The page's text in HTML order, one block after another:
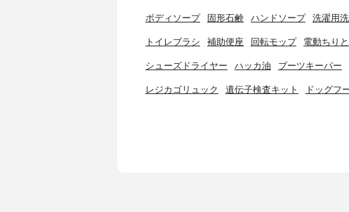
ボディソープ 固形石鹸 ハンドソープ 洗濯用洗
トイレブラシ 補助便座 回転モップ 電動ちりと
シューズドライヤー ハッカ油 ブーツキーパー
レジカゴリュック 遺伝子検査キット ドッグフ